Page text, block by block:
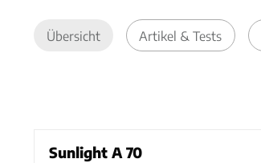
Übersicht Artikel & Tests
Sunlight A 70